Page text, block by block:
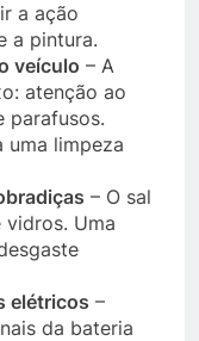
a ação
a pintura.
veículo – A
atenção ao
parafusos.
uma limpeza
– O sal
Uma
elétricos –
da bateria